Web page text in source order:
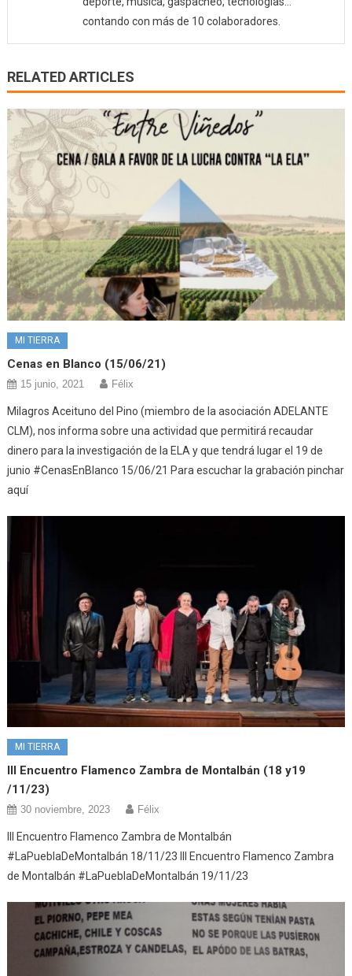
contando con más de 10 colaboradores.
RELATED ARTICLES
MI TIERRA
Cenas en Blanco (15/06/21)
15 junio, 2021 Félix
Milagros Aceituno del Pino (miembro de la asociación ADELANTE
CLM), nos informa sobre una actividad que permitirá recaudar
dinero para la investigación de la ELA y que tendrá lugar el 19 de
junio #CenasEnBlanco 15/06/21 Para escuchar la grabación pinchar
aquí
MI TIERRA
III Encuentro Flamenco Zambra de Montalbán (18 y19
/11/23)
30 noviembre, 2023 Félix
III Encuentro Flamenco Zambra de Montalbán
#LaPueblaDeMontalbán 18/11/23 III Encuentro Flamenco Zambra
de Montalbán #LaPueblaDeMontalbán 19/11/23